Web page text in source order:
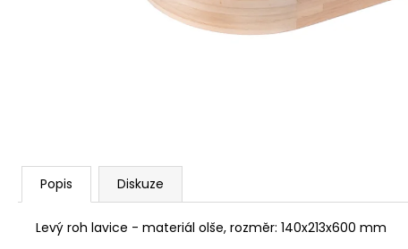
Popis Diskuze
Levý roh lavice - materiál olše, rozměr: 140x213x600 mm
PARAFÍNOVÝ IMPREGNAČNÍ OLEJ
HARVIA, 500 ML